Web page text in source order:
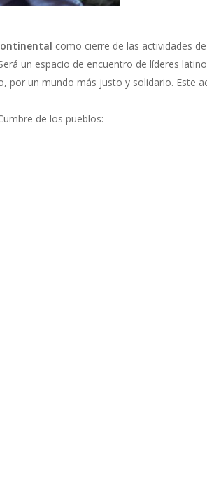
como cierre de las actividades
un espacio de encuentro de líderes
un mundo más justo y solidario. Este
de los pueblos: